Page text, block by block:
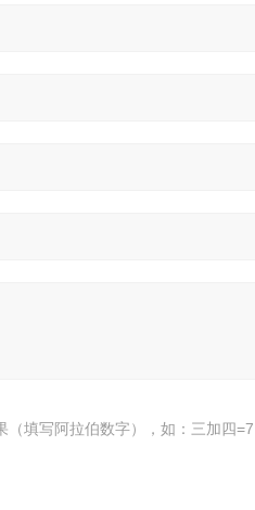
（填写阿拉伯数字），如：三加四=7